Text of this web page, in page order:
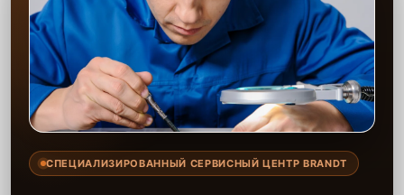
СПЕЦИАЛИЗИРОВАННЫЙ СЕРВИСНЫЙ ЦЕНТР BRANDT